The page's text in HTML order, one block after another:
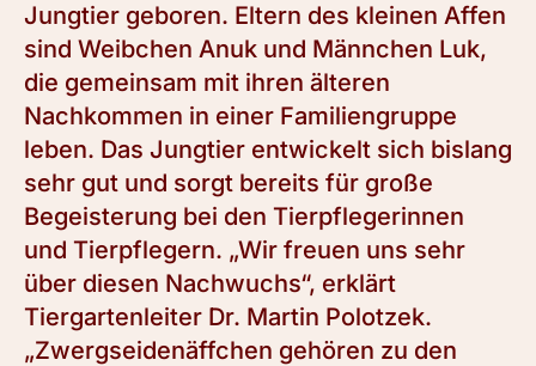
Jungtier geboren. Eltern des kleinen Affen
sind Weibchen Anuk und Männchen Luk,
die gemeinsam mit ihren älteren
Nachkommen in einer Familiengruppe
leben. Das Jungtier entwickelt sich bislang
sehr gut und sorgt bereits für große
Begeisterung bei den Tierpflegerinnen
und Tierpflegern. „Wir freuen uns sehr
über diesen Nachwuchs“, erklärt
Tiergartenleiter Dr. Martin Polotzek.
„Zwergseidenäffchen gehören zu den